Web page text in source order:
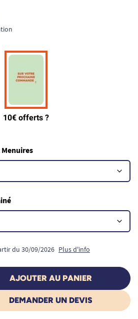
du 30/09/2026 Plus d'info
AJOUTER AU PANIER
DEMANDER UN DEVIS